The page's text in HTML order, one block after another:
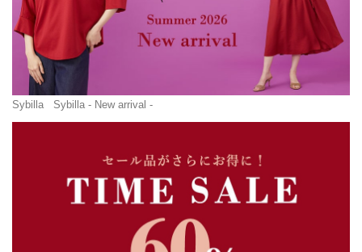
Sybilla Sybilla - New arrival -